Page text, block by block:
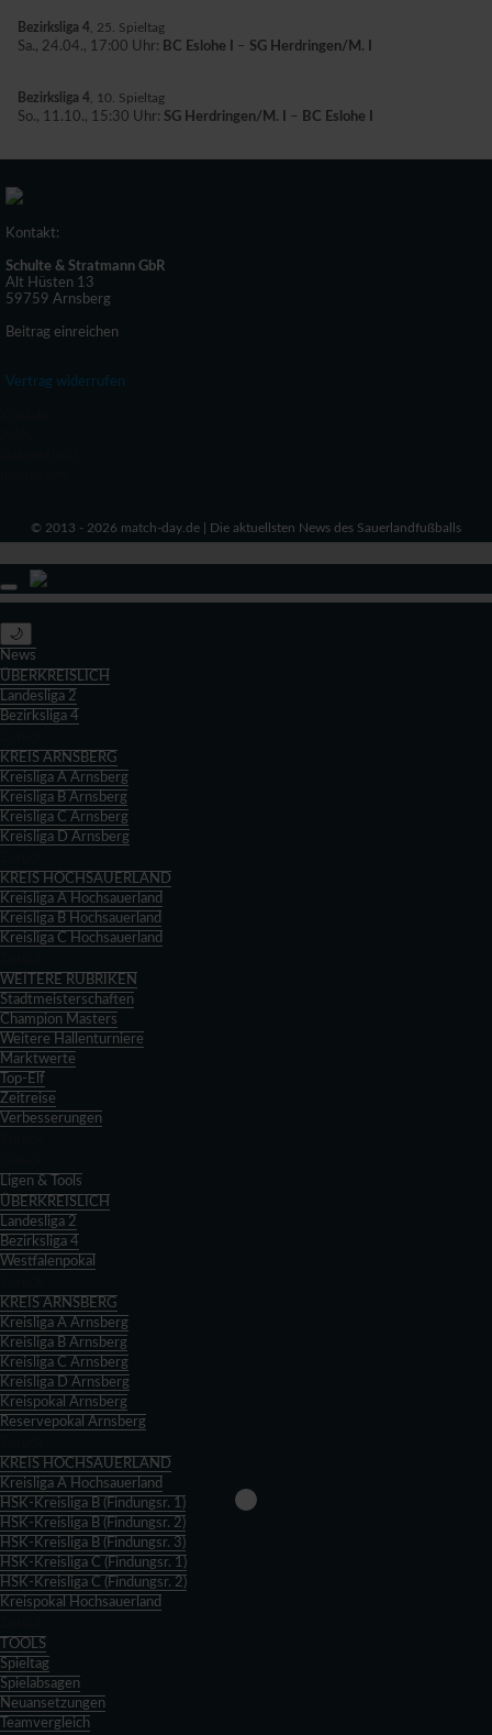
Bezirksliga 4 , 25. Spieltag
Sa., 24.04., 17:00 Uhr: BC Eslohe I – SG Herdringen/M. I
Bezirksliga 4 , 10. Spieltag
So., 11.10., 15:30 Uhr: SG Herdringen/M. I – BC Eslohe I
Kontakt:
Schulte & Stratmann GbR
Alt Hüsten 13
59759 Arnsberg
Beitrag einreichen
Vertrag widerrufen
© 2013 - 2026 match-day.de | Die aktuellsten News des Sauerlandfußballs
🌙
News
ÜBERKREISLICH
Landesliga 2
Bezirksliga 4
KREIS ARNSBERG
Kreisliga A Arnsberg
Kreisliga B Arnsberg
Kreisliga C Arnsberg
Kreisliga D Arnsberg
KREIS HOCHSAUERLAND
Kreisliga A Hochsauerland
Kreisliga B Hochsauerland
Kreisliga C Hochsauerland
WEITERE RUBRIKEN
Stadtmeisterschaften
Champion Masters
Weitere Hallenturniere
Marktwerte
Top-Elf
Zeitreise
Verbesserungen
Ligen & Tools
ÜBERKREISLICH
Landesliga 2
Bezirksliga 4
Westfalenpokal
KREIS ARNSBERG
Kreisliga A Arnsberg
Kreisliga B Arnsberg
Kreisliga C Arnsberg
Kreisliga D Arnsberg
Kreispokal Arnsberg
Reservepokal Arnsberg
KREIS HOCHSAUERLAND
Kreisliga A Hochsauerland
HSK-Kreisliga B (Findungsr. 1)
HSK-Kreisliga B (Findungsr. 2)
HSK-Kreisliga B (Findungsr. 3)
HSK-Kreisliga C (Findungsr. 1)
HSK-Kreisliga C (Findungsr. 2)
Kreispokal Hochsauerland
TOOLS
Spieltag
Spielabsagen
Neuansetzungen
Teamvergleich